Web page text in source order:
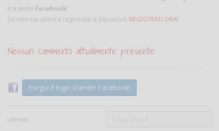
o tramite Facebook.
Se non sei ancora registrato a Squash.it, REGISTRATI ORA!
Nessun commento attualmente presente
Esegui il login tramite Facebook!
Utente: